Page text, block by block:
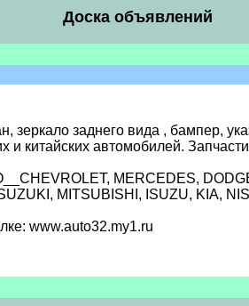
Доска объявлений
заднего вида , бампер,
и китайских автомобилей.
MERCEDES,
MITSUBISHI, ISUZU, KIA,
www.auto32.my1.ru